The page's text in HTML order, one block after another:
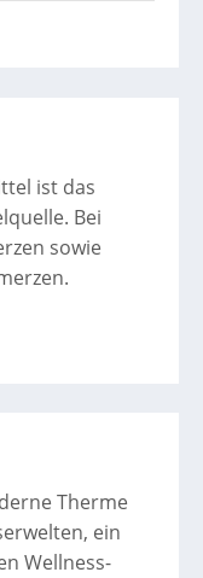
ist das
Bei
sowie
Therme
ein
Wellness-